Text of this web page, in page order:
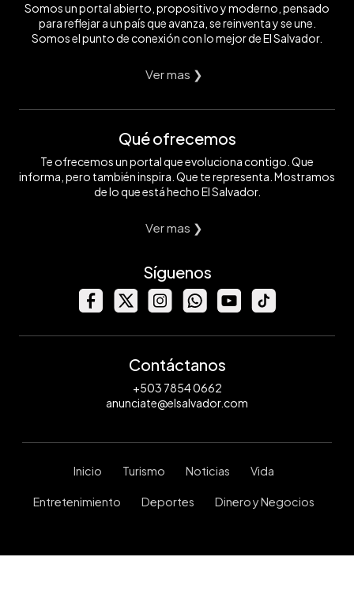
Somos un portal abierto, propositivo y moderno, pensado
para reflejar a un país que avanza, se reinventa y se une.
Somos el punto de conexión con lo mejor de El Salvador.
Ver mas ❯
Qué ofrecemos
Te ofrecemos un portal que evoluciona contigo. Que
informa, pero también inspira. Que te representa. Mostramos
de lo que está hecho El Salvador.
Ver mas ❯
Síguenos
Contáctanos
+503 7854 0662
anunciate@elsalvador.com
Inicio Turismo Noticias Vida
Entretenimiento Deportes Dinero y Negocios